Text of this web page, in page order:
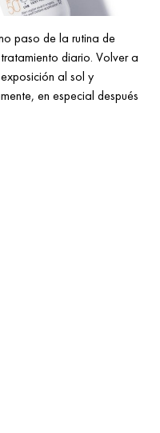
paso de la rutina de
diario. Volver a
al sol y
en especial después